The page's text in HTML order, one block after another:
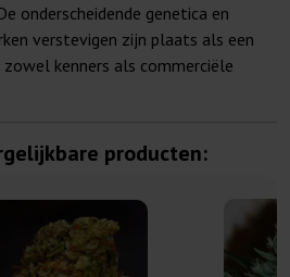
onderscheidende genetica en
verstevigen zijn plaats als een
kenners als commerciële
producten: